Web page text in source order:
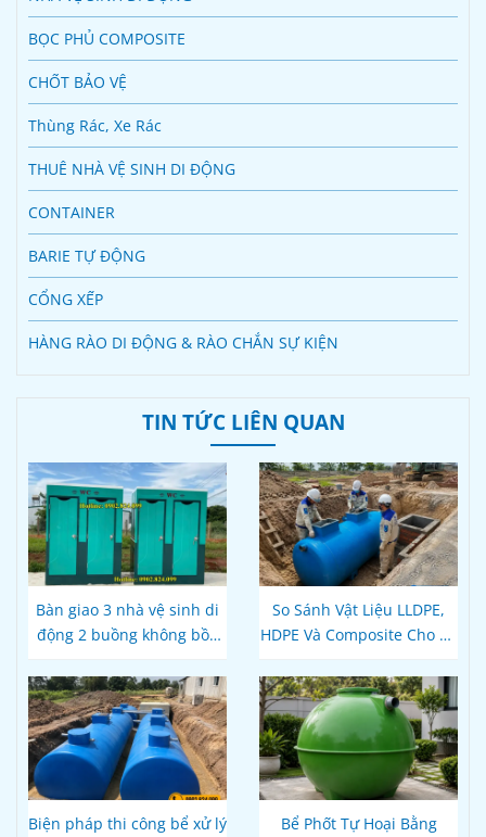
BỌC PHỦ COMPOSITE
CHỐT BẢO VỆ
Thùng Rác, Xe Rác
THUÊ NHÀ VỆ SINH DI ĐỘNG
CONTAINER
BARIE TỰ ĐỘNG
CỔNG XẾP
HÀNG RÀO DI ĐỘNG & RÀO CHẮN SỰ KIỆN
TIN TỨC LIÊN QUAN
Bàn giao 3 nhà vệ sinh di
động 2 buồng không bồn
So Sánh Vật Liệu LLDPE,
HDPE Và Composite Cho Bể
Hơn, Đúng Kỹ Thuật?
Biện pháp thi công bể xử lý
Bể Phốt Tự Hoại Bằng